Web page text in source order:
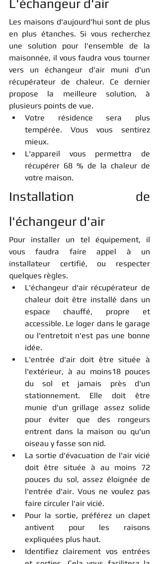
L'échangeur d'air
Les maisons d'aujourd'hui sont de plus
en plus étanches. Si vous recherchez
une solution pour l'ensemble de la
maisonnée, il vous faudra vous tourner
vers un échangeur d'air muni d'un
récupérateur de chaleur. Ce dernier
propose la meilleure solution, à
plusieurs points de vue.
Votre résidence sera plus
tempérée. Vous vous sentirez
mieux.
L'appareil vous permettra de
récupérer 68 % de la chaleur de
votre maison.
Installation de
l'échangeur d'air
Pour installer un tel équipement, il
vous faudra faire appel à un
installateur certifié, ou respecter
quelques règles.
L'échangeur d'air récupérateur de
chaleur doit être installé dans un
espace chauffé, propre et
accessible. Le loger dans le garage
ou l'entretoit n'est pas une bonne
idée.
L'entrée d'air doit être située à
l'extérieur, à au moins18 pouces
du sol et jamais près d'un
stationnement. Elle doit être
munie d'un grillage assez solide
pour éviter que des rongeurs
entrent dans la maison ou qu'un
oiseau y fasse son nid.
La sortie d'évacuation de l'air vicié
doit être située à au moins 72
pouces du sol, assez éloignée de
l'entrée d'air. Vous ne voulez pas
faire circuler l'air vicié.
Pour la sortie, préférez un clapet
antivent pour les raisons
expliquées plus haut.
Identifiez clairement vos entrées